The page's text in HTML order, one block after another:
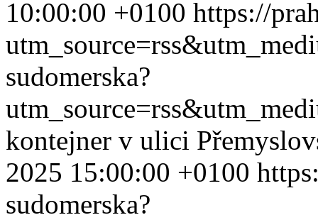
10:00:00 +0100 https://
sudomerska?
kontejner v ulici
2025 15:00:00 +0100
sudomerska?